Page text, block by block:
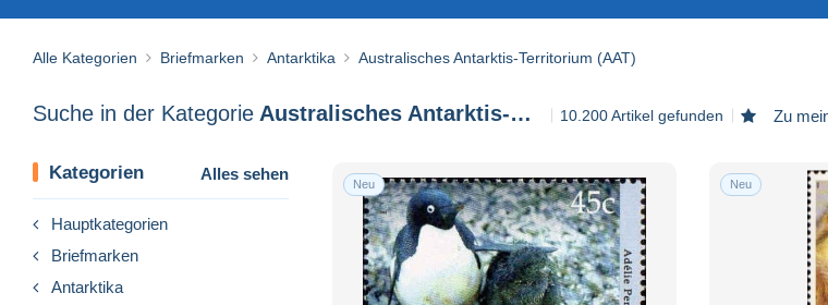
Alle Kategorien Briefmarken Antarktika Australisches Antarktis-Territorium (AAT)
Suche in der Kategorie Australisches Antarktis-Territorium (AAT) 10.200 Artikel gefunden Zu
Kategorien Alles sehen
Hauptkategorien
Briefmarken
Antarktika
Neu Neu